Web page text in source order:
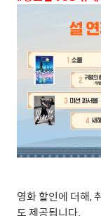
영화 할인에 더해,
도 제공됩니다.